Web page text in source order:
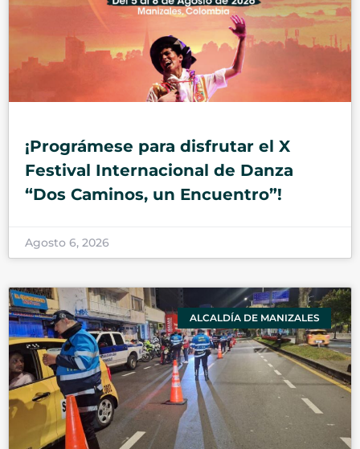
¡Prográmese para disfrutar el X
Festival Internacional de Danza
“Dos Caminos, un Encuentro”!
Agosto 6, 2026
ALCALDÍA DE MANIZALES